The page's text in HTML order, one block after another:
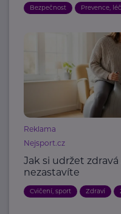
Bezpečnost Prevence,
Reklama
Nejsport.cz
Jak si udržet
nezastavíte
Cvičení, sport Zdraví